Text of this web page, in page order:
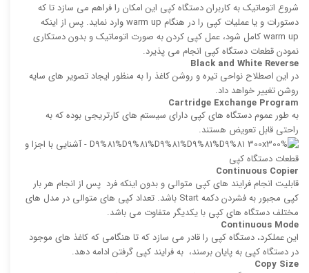
شروع اتوماتیک به كاربران دستگاه کپی این امكان را فراهم می سازد تا كه
دستورات و یا عملیات كپی را در هنگام warm up وارد نماید. پس از اینكه
warm up كامل شود، عمل كپی كردن به صورت اتوماتیک و بدون دستکاری
نمودن قطعات دستگاه کپی انجام می پذیرد.
Black and White Reverse
در این اصطلاح نواحی تیره و روشن کاغذ را به منظور ایجاد تصویر های سایه
روشن تغییر خواهد داد.
Cartridge Exchange Program
به طور عموم دستگاه های کپی دارای سیستم های كارتریجی بوده كه به
راحتی قابل تعویض هستند.
Continuous Copier
قابلیت انجام فرایند های كپی‌ متوالی و بدون اینكه فرد پس از انجام هر بار
كپی مجبور به فشردن دكمه Start باشد. تعداد كپی‌ های متوالی در مدل های
مختلف دستگاه های کپی با یکدیگر متفاوت می باشد.
Continuous Mode
این عملکرد، دستگاه کپی را قادر می ‌سازد که تا هنگامی كه كاغذ های موجود
در دستگاه کپی به پایان برسند، به فرایند كپی گرفتن ادامه دهد.
Copy Size